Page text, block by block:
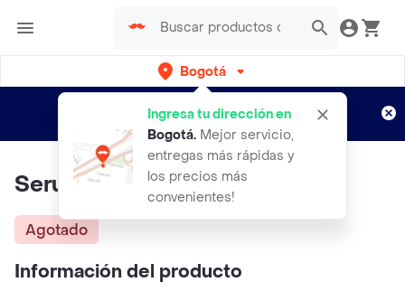
Bogotá
Ingresa tu dirección en
Bogotá. Mejor servicio,
entregas más rápidas y
los precios más
convenientes!
envíos gratis por semanas
Aplican TyC
Serum Anti Acne BIOAQUA
Agotado
Información del producto